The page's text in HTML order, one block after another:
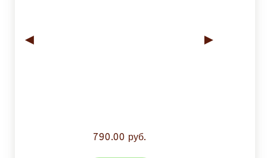
◄ ►
790.00 руб.